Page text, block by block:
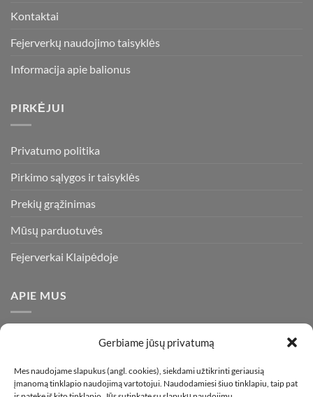
Gerbiame jūsų privatumą
Mes naudojame slapukus (angl. cookies), siekdami užtikrinti geriausią
įmanomą tinklapio naudojimą vartotojui. Naudodamiesi šiuo tinklapiu, taip pat
Kontaktai
Fejerverkų naudojimo taisyklės
Informacija apie balionus
PIRKĖJUI
Privatumo politika
Pirkimo sąlygos ir taisyklės
Prekių grąžinimas
Mūsų parduotuvės
Fejerverkai Klaipėdoje
APIE MUS
visada stengiamės pasiūlyti tik kokybiškiausius ir geriausius
gaminius už bene mažiausią kainą rinkoje. Prekes pristatome
visoje Lietuvoje.